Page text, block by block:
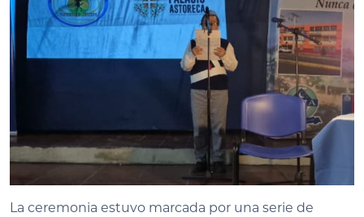
La ceremonia estuvo marcada por una serie de